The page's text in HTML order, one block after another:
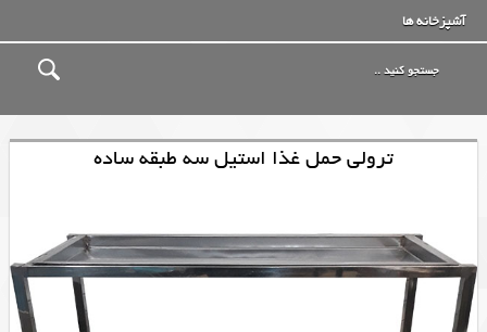
آشپزخانه ها
ترولی حمل غذا استیل سه طبقه ساده